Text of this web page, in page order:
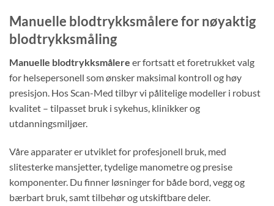
Manuelle blodtrykksmålere for nøyaktig
blodtrykksmåling
Manuelle blodtrykksmålere er fortsatt et foretrukket valg
for helsepersonell som ønsker maksimal kontroll og høy
presisjon. Hos Scan-Med tilbyr vi pålitelige modeller i robust
kvalitet – tilpasset bruk i sykehus, klinikker og
utdanningsmiljøer.
Våre apparater er utviklet for profesjonell bruk, med
slitesterke mansjetter, tydelige manometre og presise
komponenter. Du finner løsninger for både bord, vegg og
bærbart bruk, samt tilbehør og utskiftbare deler.